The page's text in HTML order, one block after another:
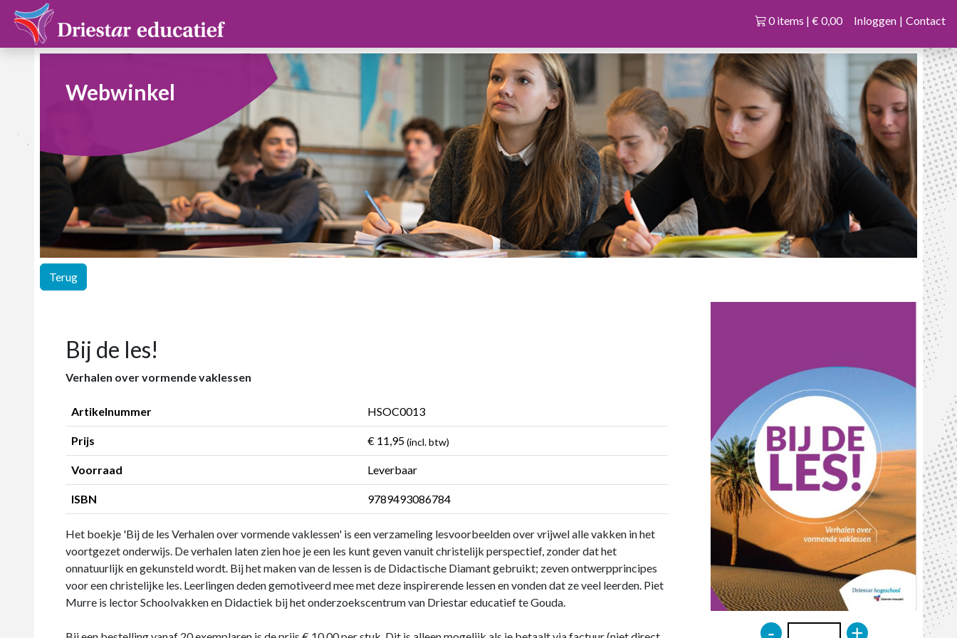
0 items | € 0,00 Inloggen | Contact
Webwinkel
Terug
Bij de les!
Verhalen over vormende vaklessen
Artikelnummer HSOC0013
Prijs € 11,95(incl. btw)
Voorraad Leverbaar
ISBN 9789493086784
Het boekje 'Bij de les Verhalen over vormende vaklessen' is een verzameling lesvoorbeelden over vrijwel alle vakken in het
voortgezet onderwijs. De verhalen laten zien hoe je een les kunt geven vanuit christelijk perspectief, zonder dat het
onnatuurlijk en gekunsteld wordt. Bij het maken van de lessen is de Didactische Diamant gebruikt; zeven ontwerpprincipes
voor een christelijke les. Leerlingen deden gemotiveerd mee met deze inspirerende lessen en vonden dat ze veel leerden. Piet
Murre is lector Schoolvakken en Didactiek bij het onderzoekscentrum van Driestar educatief te Gouda.
- +